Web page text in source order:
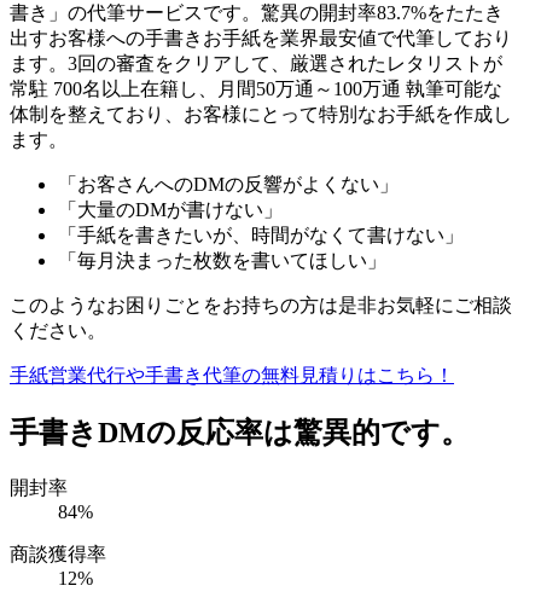
書き」の代筆サービスです。驚異の開封率83.7%をたたき
出すお客様への手書きお手紙を業界最安値で代筆しており
ます。3回の審査をクリアして、厳選されたレタリストが
常駐 700名以上在籍し、月間50万通～100万通 執筆可能な
体制を整えており、お客様にとって特別なお手紙を作成し
ます。
「お客さんへのDMの反響がよくない」
「大量のDMが書けない」
「手紙を書きたいが、時間がなくて書けない」
「毎月決まった枚数を書いてほしい」
このようなお困りごとをお持ちの方は是非お気軽にご相談
ください。
手紙営業代行や手書き代筆の無料見積りはこちら！
手書きDMの反応率は驚異的です。
開封率
84%
商談獲得率
12%